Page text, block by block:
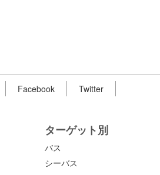
Facebook Twitter
ターゲット別
バス
シーバス